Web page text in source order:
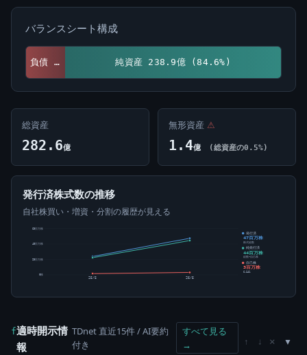
バランスシート構成
負債 43.7億 (15.4%) 純資産 238.9億 (84.6%)
総資産
282.6億
無形資産 ⚠
1.4億 (総資産の0.5%)
発行済株式数の推移
自社株買い・増資・分割の履歴が見える
0株
20百万株
40百万株
60百万株
25/5 26/5
発行済
47百万株
株式総数
純発行済
44百万株
総数-自己株
自己株
3百万株
6.24%
f適時開示情
報
TDnet 直近15件 / AI要約
付き
すべて見る
→
↑ ↓ ×